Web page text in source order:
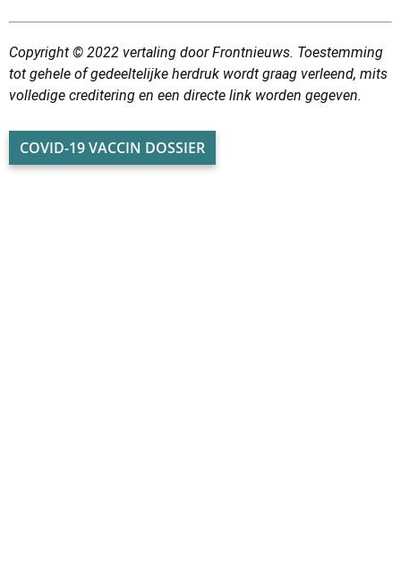
Copyright © 2022 vertaling door Frontnieuws. Toestemming
tot gehele of gedeeltelijke herdruk wordt graag verleend, mits
volledige creditering en een directe link worden gegeven.
COVID-19 VACCIN DOSSIER